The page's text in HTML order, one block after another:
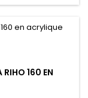
RIHO 160 EN